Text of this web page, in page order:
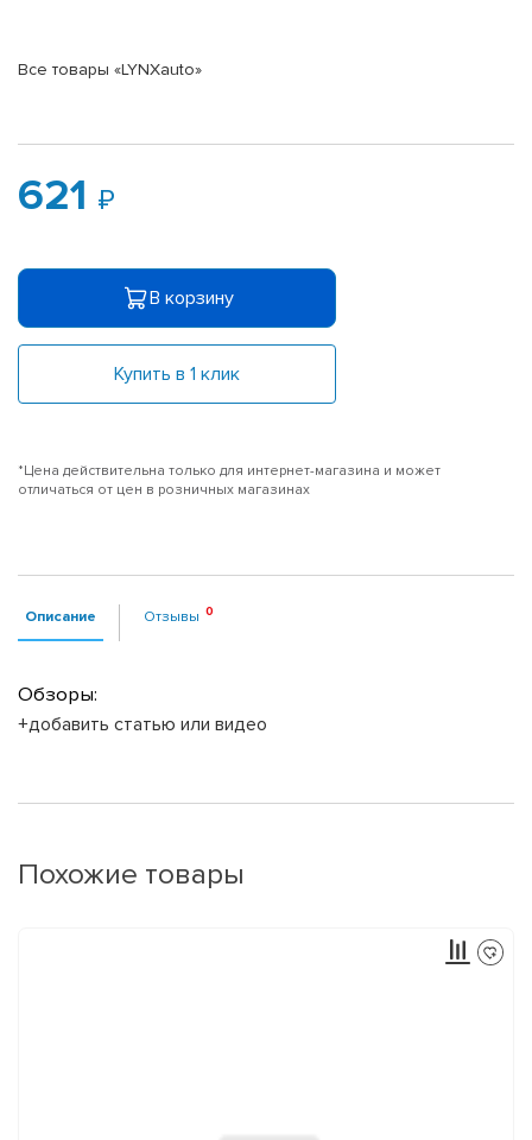
Все товары «LYNXauto»
621
В корзину
Купить в 1 клик
*Цена действительна только для интернет-магазина и может
отличаться от цен в розничных магазинах
Описание Отзывы
Обзоры:
+добавить статью или видео
Похожие товары